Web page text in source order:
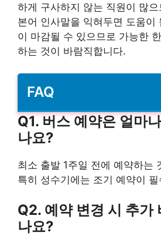
하게 구사하지 않는 직원이 많
본어 인사말을 익혀두면 도움이
이 마감될 수 있으므로 가능한
하는 것이 바람직합니다.
FAQ
Q1. 버스 예약은 얼마
나요?
최소 출발 1주일 전에 예약하는
특히 성수기에는 조기 예약이
Q2. 예약 변경 시 추가
나요?